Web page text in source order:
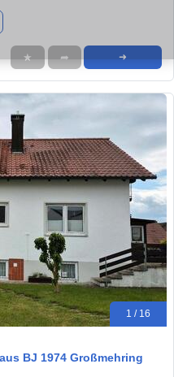
★ ➦ ➜
1 / 16
BJ 1974 Großmehring